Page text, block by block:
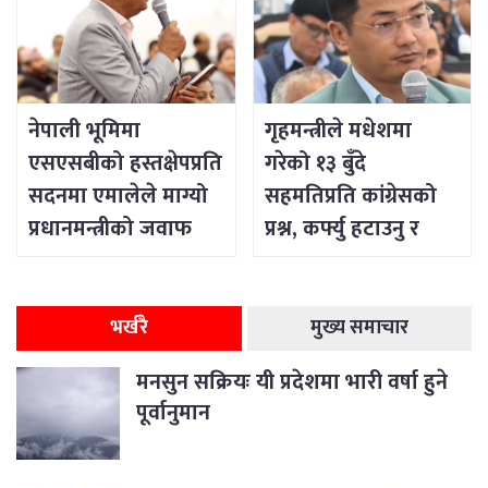
नेपाली भूमिमा
एसएसबीको हस्तक्षेपप्रति
सदनमा एमालेले माग्यो
प्रधानमन्त्रीको जवाफ
गृहमन्त्रीले मधेशमा
गरेको १३ बुँदे
सहमतिप्रति कांग्रेसको
प्रश्न, कर्फ्यु हटाउनु र
भर्खरै मुख्य समाचार
मनसुन सक्रियः यी प्रदेशमा भारी वर्षा हुने
पूर्वानुमान